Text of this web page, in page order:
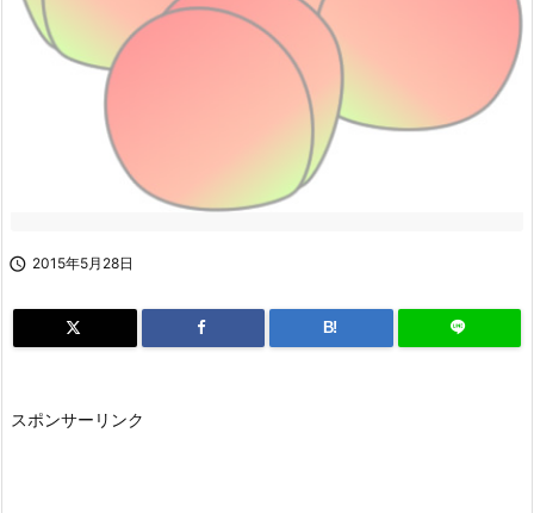
 2015年5月28日
B!
スポンサーリンク